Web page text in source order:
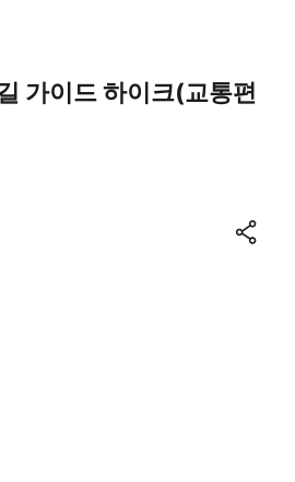
가이드 하이크(교통편